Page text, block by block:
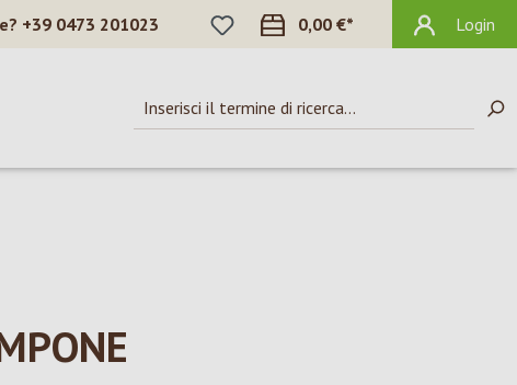
+39 0473 201023
HAI 0 ARTICOLI NELLA LISTA DEI
0,00 €* Login